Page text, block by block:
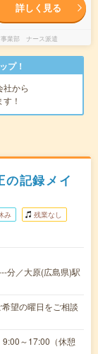
詳しく見る
業部 ナース派遣
プ！
社から
！
記録メイ
み 残業なし
分／大原(広島県)駅
望の曜日をご相談
～17:00（休憩